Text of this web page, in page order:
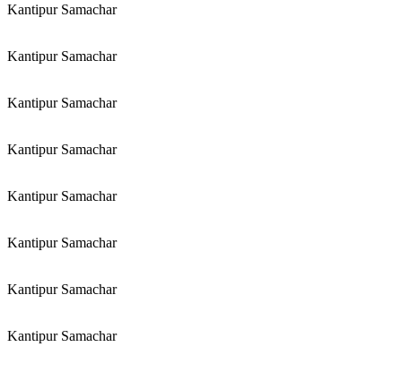
Kantipur Samachar
Kantipur Samachar
Kantipur Samachar
Kantipur Samachar
Kantipur Samachar
Kantipur Samachar
Kantipur Samachar
Kantipur Samachar